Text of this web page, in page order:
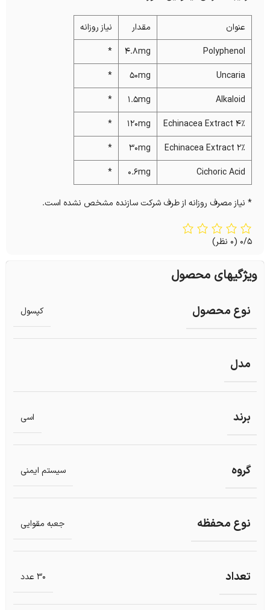
عنوان مقدار
نیاز روزانه
Polyphenol
4.8mg
*
Uncaria
50mg
*
Alkaloid
1.5mg
*
Echinacea Extract 4%
120mg
*
Echinacea Extract 2%
30mg
*
Cichoric Acid
0.6mg
*
* نیاز مصرف روزانه از طرف شرکت سازنده مشخص نشده است.
0/5 (0 نظر)
ویژگیهای محصول
نوع محصول کپسول
مدل
برند اسی
گروه سیستم ایمنی
نوع محفظه جعبه مقوایی
تعداد 30 عدد